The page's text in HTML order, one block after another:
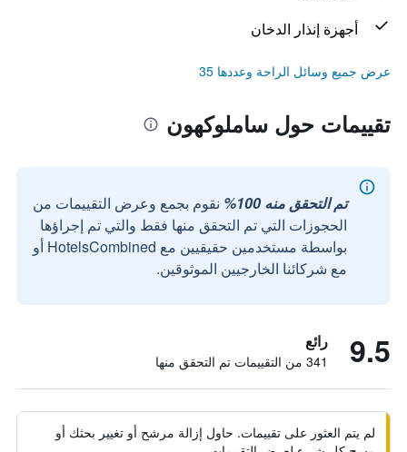
أجهزة إنذار الدخان
عرض جميع وسائل الراحة وعددها 35
تقييمات حول ساملوكهون
تم التحقق منه 100%
نقوم بجمع وعرض التقييمات من
الحجوزات التي تم التحقق منها فقط والتي تم إجراؤها
بواسطة مستخدمين حقيقيين مع HotelsCombined أو
مع شركائنا الخارجيين الموثوقين.
9.5 رائع
341 من التقييمات تم التحقق منها
لم يتم العثور على تقييمات. حاول إزالة مرشح أو تغيير بحثك أو